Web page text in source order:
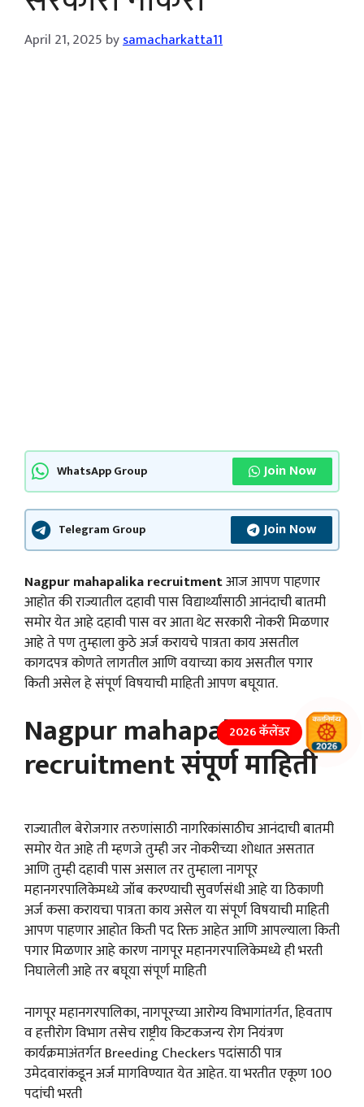
April 21, 2025 bysamacharkatta11
WhatsApp Group Join Now
Telegram Group Join Now
Nagpur mahapalika recruitmentआज आपण पाहणार
आहोत की राज्यातील दहावी पास विद्यार्थ्यांसाठी आनंदाची बातमी
समोर येत आहे दहावी पास वर आता थेट सरकारी नोकरी मिळणार
आहे ते पण तुम्हाला कुठे अर्ज करायचे पात्रता काय असतील
कागदपत्र कोणते लागतील आणि वयाच्या काय असतील पगार
किती असेल हे संपूर्ण विषयाची माहिती आपण बघूयात.
Nagpur mahapalika
recruitment संपूर्ण माहिती
राज्यातील बेरोजगार तरुणांसाठी नागरिकांसाठीच आनंदाची बातमी
समोर येत आहे ती म्हणजे तुम्ही जर नोकरीच्या शोधात असतात
आणि तुम्ही दहावी पास असाल तर तुम्हाला नागपूर
महानगरपालिकेमध्ये जॉब करण्याची सुवर्णसंधी आहे या ठिकाणी
अर्ज कसा करायचा पात्रता काय असेल या संपूर्ण विषयाची माहिती
आपण पाहणार आहोत किती पद रिक्त आहेत आणि आपल्याला किती
पगार मिळणार आहे कारण नागपूर महानगरपालिकेमध्ये ही भरती
निघालेली आहे तर बघूया संपूर्ण माहिती
नागपूर महानगरपालिका, नागपूरच्या आरोग्य विभागांतर्गत, हिवताप
व हत्तीरोग विभाग तसेच राष्ट्रीय किटकजन्य रोग नियंत्रण
कार्यक्रमाअंतर्गत Breeding Checkers पदांसाठी पात्र
उमेदवारांकडून अर्ज मागविण्यात येत आहेत. या भरतीत एकूण 100
पदांची भरती
2026 कॅलेंडर